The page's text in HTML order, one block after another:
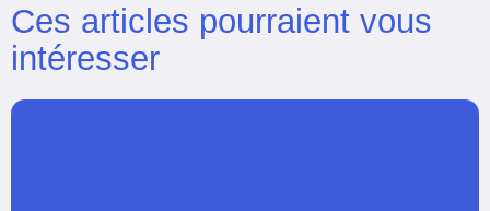
Ces articles pourraient vous
intéresser